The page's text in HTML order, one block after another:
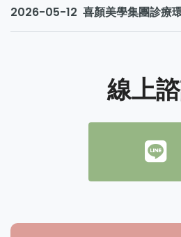
2026-05-12 喜顏美學集團診療
線上